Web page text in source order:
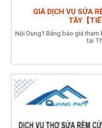
GIÁ DỊCH VỤ SỬA
TÂY【
Nội Dung1 Bảng báo giá
tại